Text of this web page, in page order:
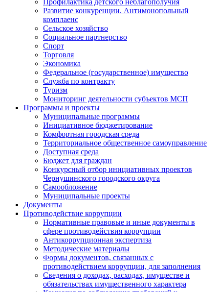
Профилактика детского неблагополучия
Развитие конкуренции. Антимонопольный
комплаенс
Сельское хозяйство
Социальное партнерство
Спорт
Торговля
Экономика
Федеральное (государственное) имущество
Служба по контракту
Туризм
Мониторинг деятельности субъектов МСП
Программы и проекты
Муниципальные программы
Инициативное бюджетирование
Комфортная городская среда
Территориальное общественное самоуправление
Доступная среда
Бюджет для граждан
Конкурсный отбор инициативных проектов
Чернушинского городского округа
Самообложение
Муниципальные проекты
Документы
Противодействие коррупции
Нормативные правовые и иные документы в
сфере противодействия коррупции
Антикоррупционная экспертиза
Методические материалы
Формы документов, связанных с
противодействием коррупции, для заполнения
Сведения о доходах, расходах, имуществе и
обязательствах имущественного характера